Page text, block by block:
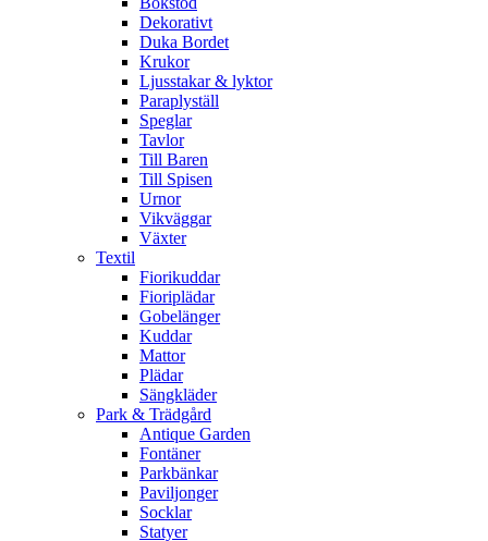
Dekorativt
Duka Bordet
Krukor
Ljusstakar & lyktor
Paraplyställ
Speglar
Tavlor
Till Baren
Till Spisen
Urnor
Vikväggar
Växter
Textil
Fiorikuddar
Fioriplädar
Gobelänger
Kuddar
Mattor
Plädar
Sängkläder
Park & Trädgård
Antique Garden
Fontäner
Parkbänkar
Paviljonger
Socklar
Statyer